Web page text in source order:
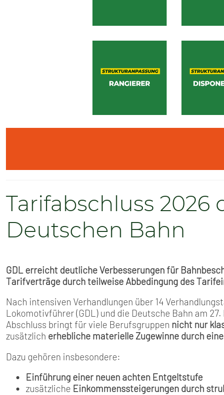
Tarifabschluss 2026
Deutschen Bahn
GDL erreicht deutliche Verbesserungen für
Tarifverträge durch teilweise Abbedingung des
Nach intensiven Verhandlungen über 14
Lokomotivführer (GDL) und die Deutsche Bahn am
Abschluss bringt für viele Berufsgruppen nicht nur
zusätzlich erhebliche materielle Zugewinne durch
Dazu gehören insbesondere:
Einführung einer neuen achten Entgeltstufe
zusätzliche Einkommenssteigerungen durch